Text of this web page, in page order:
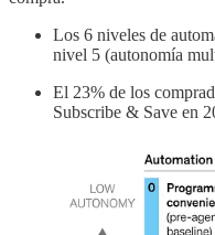
Los 6 niveles de
nivel 5 (autonomía
El 23% de los
Subscribe & Save en